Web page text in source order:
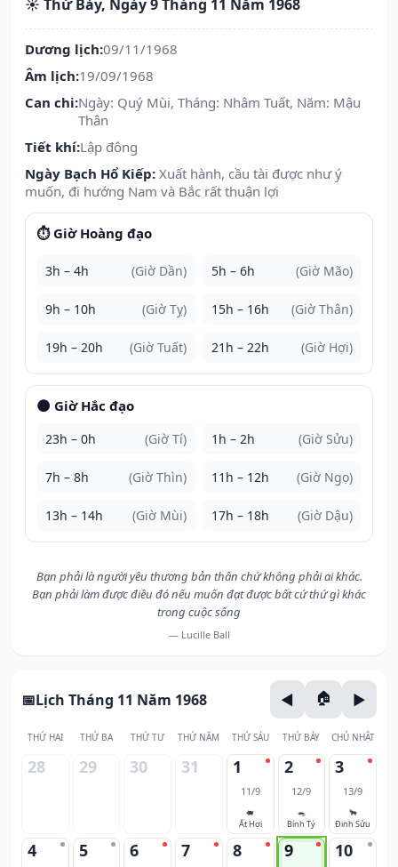
☀️ Thứ Bảy, Ngày 9 Tháng 11 Năm 1968
Dương lịch:09/11/1968
Âm lịch:19/09/1968
Can chi:Ngày: Quý Mùi, Tháng: Nhâm Tuất, Năm: Mậu
Thân
Tiết khí:Lập đông
Ngày Bạch Hổ Kiếp: Xuất hành, cầu tài được như ý
muốn, đi hướng Nam và Bắc rất thuận lợi
⏱️ Giờ Hoàng đạo
3h – 4h (Giờ Dần) 5h – 6h (Giờ Mão)
9h – 10h (Giờ Tỵ) 15h – 16h (Giờ Thân)
19h – 20h (Giờ Tuất) 21h – 22h (Giờ Hợi)
🌑 Giờ Hắc đạo
23h – 0h (Giờ Tí) 1h – 2h (Giờ Sửu)
7h – 8h (Giờ Thìn) 11h – 12h (Giờ Ngọ)
13h – 14h (Giờ Mùi) 17h – 18h (Giờ Dậu)
Bạn phải là người yêu thương bản thân chứ không phải ai khác.
Bạn phải làm được điều đó nếu muốn đạt được bất cứ thứ gì khác
trong cuộc sống
— Lucille Ball
Lịch Tháng 11 Năm 1968
THỨ HAI THỨ BA THỨ TƯ THỨ NĂM THỨ SÁU THỨ BẢY CHỦ NHẬT
28 29 30 31 1
11/9
🐖
Ất Hợi
2
12/9
🐀
Bính Tý
3
13/9
🐂
Đinh Sửu
4 5 6 7 8 9 10